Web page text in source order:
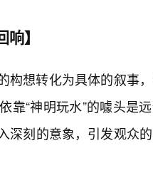
】
构想转化为具体的叙事
“神明玩水”的噱头是远
深刻的意象，引发观众